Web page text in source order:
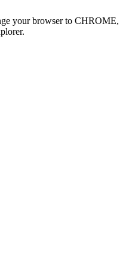
your browser to CHROME,